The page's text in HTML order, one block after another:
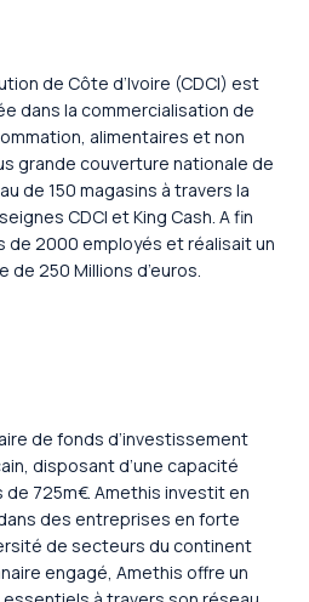
de Côte d’Ivoire (CDCI) est
dans la commercialisation de
alimentaires et non
grande couverture nationale de
de 150 magasins à travers la
CDCI et King Cash. A fin
de 2000 employés et réalisait un
de 250 Millions d’euros.
de fonds d’investissement
disposant d’une capacité
725m€. Amethis investit en
des entreprises en forte
de secteurs du continent
engagé, Amethis offre un